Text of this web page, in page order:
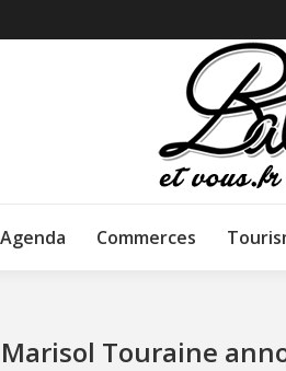
Agenda Commerces
Touraine